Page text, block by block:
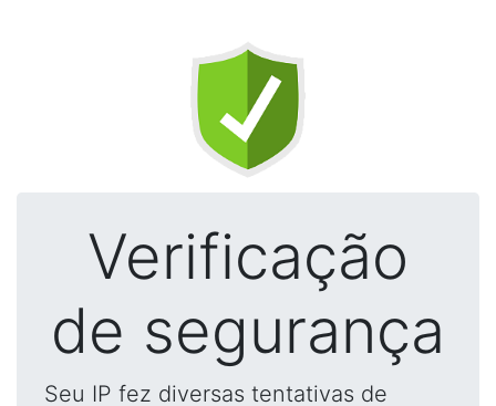
Verificação
de segurança
Seu IP fez diversas tentativas de